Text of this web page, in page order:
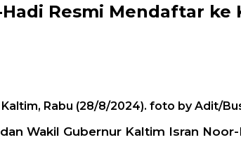
Resmi Mendaftar ke
Rabu (28/8/2024). foto by Adit/
Wakil Gubernur Kaltim Isran